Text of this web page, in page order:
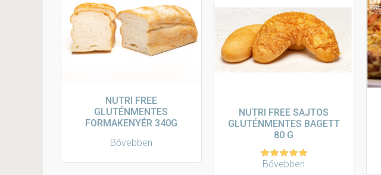
NUTRI FREE
GLUTÉNMENTES
FORMAKENYÉR 340G
Bővebben
NUTRI FREE SAJTOS
GLUTÉNMENTES BAGETT
80 G
Értékelés:
Bővebben